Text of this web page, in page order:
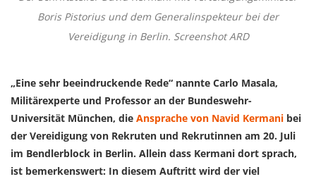
Boris Pistorius und dem Generalinspekteur bei der
Vereidigung in Berlin. Screenshot ARD
„Eine sehr beeindruckende Rede“ nannte Carlo Masala,
Militärexperte und Professor an der Bundeswehr-
Universität München, die Ansprache von Navid Kermani bei
der Vereidigung von Rekruten und Rekrutinnen am 20. Juli
im Bendlerblock in Berlin. Allein dass Kermani dort sprach,
ist bemerkenswert: In diesem Auftritt wird der viel